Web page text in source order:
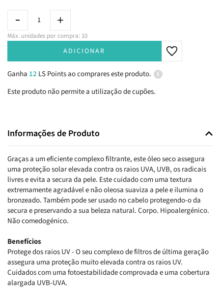
Máx. unidades por compra: 10
ADICIONAR
Ganha 12 LS Points ao comprares este produto.
Este produto não permite a utilização de cupões.
Informações de Produto
Graças a um eficiente complexo filtrante, este óleo seco assegura
uma proteção solar elevada contra os raios UVA, UVB, os radicais
livres e evita a secura da pele. Este cuidado com uma textura
extremamente agradável e não oleosa suaviza a pele e ilumina o
bronzeado. Também pode ser usado no cabelo protegendo-o da
secura e preservando a sua beleza natural. Corpo. Hipoalergénico.
Não comedogénico.
Benefícios
Protege dos raios UV - O seu complexo de filtros de última geração
assegura uma proteção muito elevada contra os raios UV.
Cuidados com uma fotoestabilidade comprovada e uma cobertura
alargada UVB-UVA.